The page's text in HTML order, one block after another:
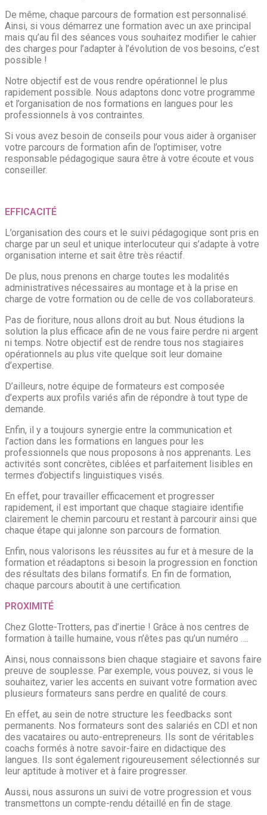
De même, chaque parcours de formation est personnalisé.
Ainsi, si vous démarrez une formation avec un axe principal
mais qu’au fil des séances vous souhaitez modifier le cahier
des charges pour l’adapter à l’évolution de vos besoins, c’est
possible !
Notre objectif est de vous rendre opérationnel le plus
rapidement possible. Nous adaptons donc votre programme
et l’organisation de nos formations en langues pour les
professionnels à vos contraintes.
Si vous avez besoin de conseils pour vous aider à organiser
votre parcours de formation afin de l’optimiser, votre
responsable pédagogique saura être à votre écoute et vous
conseiller.
EFFICACITÉ
L’organisation des cours et le suivi pédagogique sont pris en
charge par un seul et unique interlocuteur qui s’adapte à votre
organisation interne et sait être très réactif.
De plus, nous prenons en charge toutes les modalités
administratives nécessaires au montage et à la prise en
charge de votre formation ou de celle de vos collaborateurs.
Pas de fioriture, nous allons droit au but. Nous étudions la
solution la plus efficace afin de ne vous faire perdre ni argent
ni temps. Notre objectif est de rendre tous nos stagiaires
opérationnels au plus vite quelque soit leur domaine
d’expertise.
D’ailleurs, notre équipe de formateurs est composée
d’experts aux profils variés afin de répondre à tout type de
demande.
Enfin, il y a toujours synergie entre la communication et
l’action dans les formations en langues pour les
professionnels que nous proposons à nos apprenants. Les
activités sont concrètes, ciblées et parfaitement lisibles en
termes d’objectifs linguistiques visés.
En effet, pour travailler efficacement et progresser
rapidement, il est important que chaque stagiaire identifie
clairement le chemin parcouru et restant à parcourir ainsi que
chaque étape qui jalonne son parcours de formation.
Enfin, nous valorisons les réussites au fur et à mesure de la
formation et réadaptons si besoin la progression en fonction
des résultats des bilans formatifs. En fin de formation,
chaque parcours aboutit à une certification.
PROXIMITÉ
Chez Glotte-Trotters, pas d’inertie ! Grâce à nos centres de
formation à taille humaine, vous n’êtes pas qu’un numéro ….
Ainsi, nous connaissons bien chaque stagiaire et savons faire
preuve de souplesse. Par exemple, vous pouvez, si vous le
souhaitez, varier les accents en suivant votre formation avec
plusieurs formateurs sans perdre en qualité de cours.
En effet, au sein de notre structure les feedbacks sont
permanents. Nos formateurs sont des salariés en CDI et non
des vacataires ou auto-entrepreneurs. Ils sont de véritables
coachs formés à notre savoir-faire en didactique des
langues. Ils sont également rigoureusement sélectionnés sur
leur aptitude à motiver et à faire progresser.
Aussi, nous assurons un suivi de votre progression et vous
transmettons un compte-rendu détaillé en fin de stage.